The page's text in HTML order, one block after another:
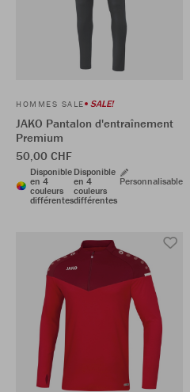
HOMMES SALE SALE!
JAKO Pantalon d'entraînement
Premium
50,00 CHF
Disponible
en 4
couleurs
différentes
Disponible
en 4
couleurs
différentes
Personnalisable